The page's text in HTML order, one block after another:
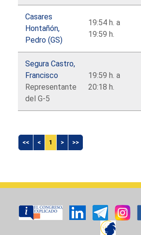
Casares
Hontañón,
Pedro (GS)
19:54 h. a
19:59 h.
Segura Castro,
Francisco
Representante
del G-5
19:59 h. a
20:18 h.
<< < 1 > >>